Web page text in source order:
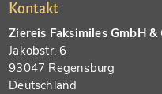
Kontakt
Ziereis Faksimiles GmbH &
Jakobstr. 6
93047 Regensburg
Deutschland